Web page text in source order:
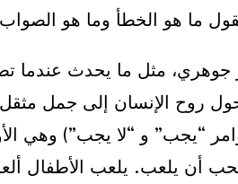
ما هو الخطأ وما هو
جوهري، مثل ما يحدث عندما
روح الإنسان إلى جمل
“يجب” و “لا يجب”) وهي
أن يلعب. يلعب الأطفال